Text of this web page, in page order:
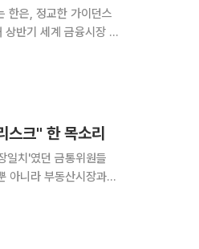
한은, 정교한 가이던스
크" 한 목소리
일치'였던 금통위원들
아니라 부동산시장과